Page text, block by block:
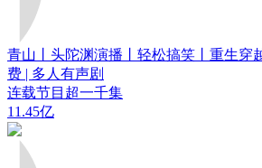
青山丨头陀渊演播丨轻松搞笑丨重生穿
费 | 多人有声剧
连载节目超一千集
11.45亿